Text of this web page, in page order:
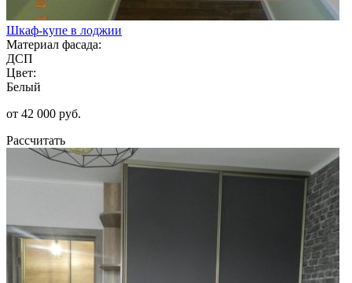
Шкаф-купе в лоджии
Материал фасада:
ДСП
Цвет:
Белый
от 42 000 руб.
Рассчитать